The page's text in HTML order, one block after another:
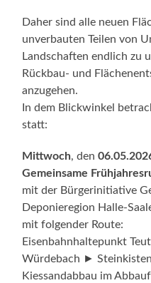
Daher sind alle neuen
unverbauten Teilen von
Landschaften endlich zu
Rückbau- und
anzugehen.
In dem Blickwinkel
statt:
Mittwoch, den
Gemeinsame
mit der Bürgerinitiative
Deponieregion Halle-
mit folgender Route:
Eisenbahnhaltepunkt
Würdebach ►
Kiessandabbau im